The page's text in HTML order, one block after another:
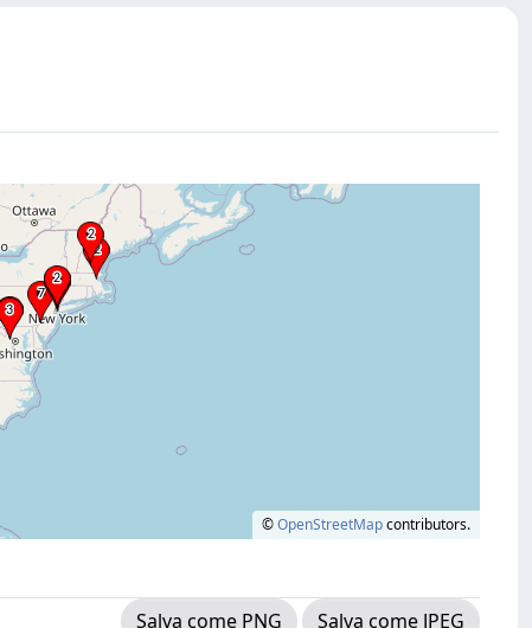
©OpenStreetMapcontributors.
Salva come PNG
Salva come JPEG